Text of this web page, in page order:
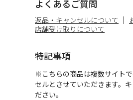
よくあるご質問
返品・キャンセルについて
店舗受け取りについて
特記事項
※こちらの商品は複数サイト
セルとさせていただきます。
ださい。